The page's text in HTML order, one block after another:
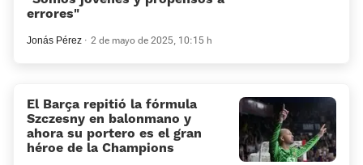
errores»
Jonás Pérez 2 de mayo de 2025, 10:15 h
El Barça repitió la fórmula
Szczesny en balonmano y
ahora su portero es el gran
héroe de la Champions